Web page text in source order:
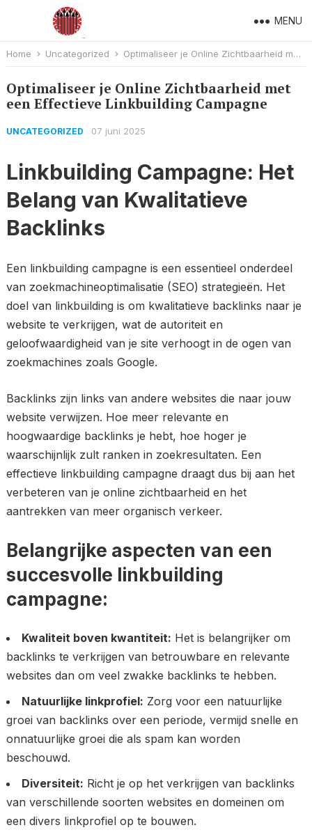
MENU
Home Uncategorized Optimaliseer je Online Zichtbaarheid met een Effectieve Linkbuilding Campagne
Optimaliseer je Online Zichtbaarheid met
een Effectieve Linkbuilding Campagne
UNCATEGORIZED 07 juni 2025
Linkbuilding Campagne: Het
Belang van Kwalitatieve
Backlinks
Een linkbuilding campagne is een essentieel onderdeel
van zoekmachineoptimalisatie (SEO) strategieën. Het
doel van linkbuilding is om kwalitatieve backlinks naar je
website te verkrijgen, wat de autoriteit en
geloofwaardigheid van je site verhoogt in de ogen van
zoekmachines zoals Google.
Backlinks zijn links van andere websites die naar jouw
website verwijzen. Hoe meer relevante en
hoogwaardige backlinks je hebt, hoe hoger je
waarschijnlijk zult ranken in zoekresultaten. Een
effectieve linkbuilding campagne draagt dus bij aan het
verbeteren van je online zichtbaarheid en het
aantrekken van meer organisch verkeer.
Belangrijke aspecten van een
succesvolle linkbuilding
campagne:
Kwaliteit boven kwantiteit: Het is belangrijker om
backlinks te verkrijgen van betrouwbare en relevante
websites dan om veel zwakke backlinks te hebben.
Natuurlijke linkprofiel: Zorg voor een natuurlijke
groei van backlinks over een periode, vermijd snelle en
onnatuurlijke groei die als spam kan worden
beschouwd.
Diversiteit: Richt je op het verkrijgen van backlinks
van verschillende soorten websites en domeinen om
een divers linkprofiel op te bouwen.